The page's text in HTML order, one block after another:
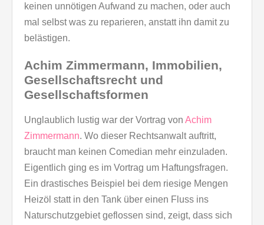
keinen unnötigen Aufwand zu machen, oder auch
mal selbst was zu reparieren, anstatt ihn damit zu
belästigen.
Achim Zimmermann, Immobilien,
Gesellschaftsrecht und
Gesellschaftsformen
Unglaublich lustig war der Vortrag von Achim
Zimmermann. Wo dieser Rechtsanwalt auftritt,
braucht man keinen Comedian mehr einzuladen.
Eigentlich ging es im Vortrag um Haftungsfragen.
Ein drastisches Beispiel bei dem riesige Mengen
Heizöl statt in den Tank über einen Fluss ins
Naturschutzgebiet geflossen sind, zeigt, dass sich